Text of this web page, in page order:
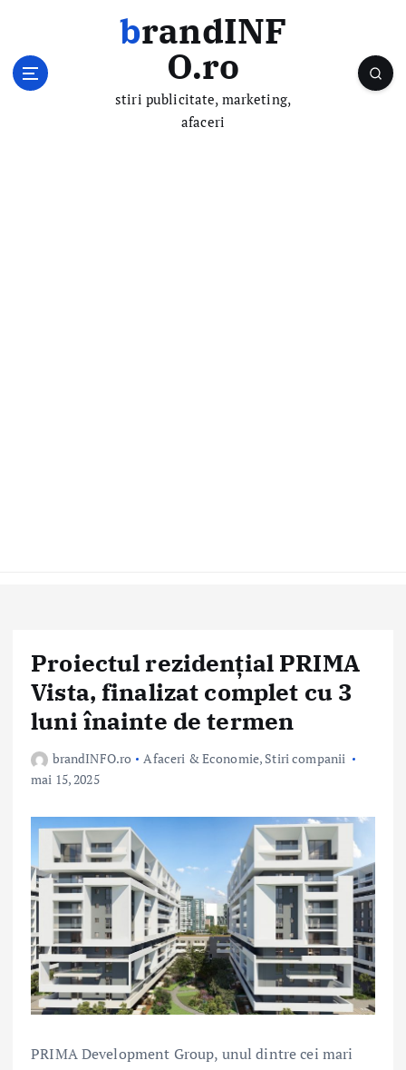
brandINF
O.ro
stiri publicitate, marketing,
afaceri
Proiectul rezidențial PRIMA
Vista, finalizat complet cu 3
luni înainte de termen
brandINFO.ro Afaceri & Economie, Stiri companii
mai 15, 2025
PRIMA Development Group, unul dintre cei mari